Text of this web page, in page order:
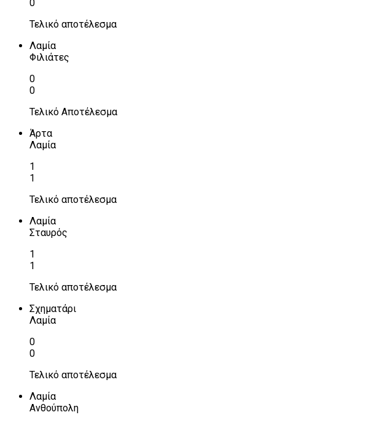
0
Τελικό αποτέλεσμα
Λαμία
Φιλιάτες
0
0
Τελικό Αποτέλεσμα
Άρτα
Λαμία
1
1
Τελικό αποτέλεσμα
Λαμία
Σταυρός
1
1
Τελικό αποτέλεσμα
Σχηματάρι
Λαμία
0
0
Τελικό αποτέλεσμα
Λαμία
Ανθούπολη